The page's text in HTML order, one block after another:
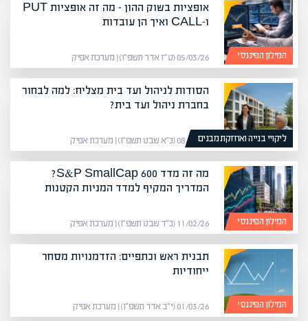
המילון הפיננסי
אופציות בשוק ההון – מה זה אופציות PUT
ו-CALL ואיך הן עובדות
05/03/26 (ט״ז אדר תשפ״ו) | מערכת אפיק
ליקויי בנייה ואחזקת מבנים
הסודות לניהול ועד בית מצליח: למה לבחור
בחברת ניהול ועד בית?
08/02/26 (כ״א שבט תשפ״ו) | מערכת אפיק
המילון הפיננסי
מה זה מדד S&P SmallCap 600?
המדריך המקיף למדד המניות הקטנות
11/02/26 (כ״ד שבט תשפ״ו) | מערכת אפיק
המילון הפיננסי
תבנית ראש וכתפיים: הזדמנויות מסחר
ייחודיות
01/03/26 (י״ב אדר תשפ״ו) | מערכת אפיק